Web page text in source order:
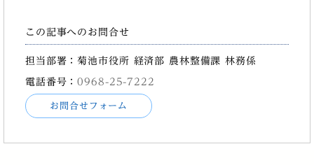
この記事へのお問合せ
担当部署：菊池市役所 経済部 農林整備課 林務係
電話番号：0968-25-7222
お問合せフォーム